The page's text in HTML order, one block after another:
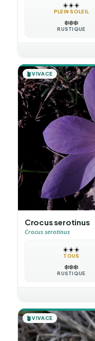
☀️☀️☀️
PLEIN SOLEIL
❄️❄️❄️
RUSTIQUE
🪴VIVACE
Crocus serotinus
Crocus serotinus
☀️☀️☀️
TOUS
❄️❄️❄️
RUSTIQUE
🪴VIVACE